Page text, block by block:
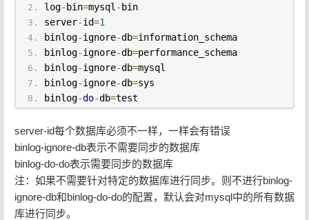
log-bin=mysql -bin
server-id=1
binlog-ignore-db=information_schema
binlog-ignore-db=performance_schema
binlog-ignore-db=mysql
binlog-ignore-db=sys
binlog-do-db=test
server-id每个数据库必须不一样，一样会有错误
binlog-ignore-db表示不需要同步的数据库
binlog-do-do表示需要同步的数据库
注：如果不需要针对特定的数据库进行同步。则不进行binlog-
ignore-db和binlog-do-do的配置，默认会对mysql中的所有数据
库进行同步。